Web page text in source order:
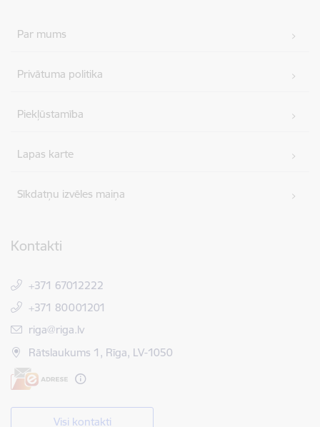
Par mums
Privātuma politika
Piekļūstamība
Lapas karte
Sīkdatņu izvēles maiņa
Kontakti
+371 67012222
+371 80001201
E-pasts:
riga@riga.lv
Rātslaukums 1, Rīga, LV-1050
Visi kontakti